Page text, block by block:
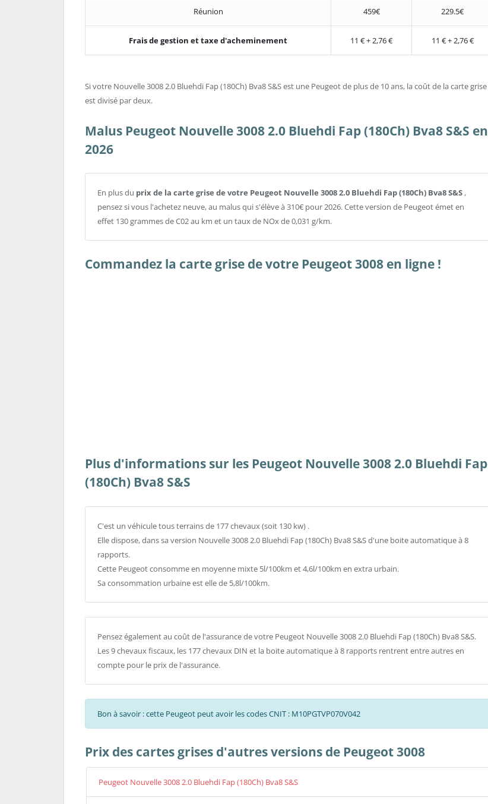
Réunion 459€ 229.5€
Frais de gestion et taxe d'acheminement 11 € + 2,76 € 11 € + 2,76 €
Si votre Nouvelle 3008 2.0 Bluehdi Fap (180Ch) Bva8 S&S est une Peugeot de plus de 10 ans, la coût de la carte grise
est divisé par deux.
Malus Peugeot Nouvelle 3008 2.0 Bluehdi Fap (180Ch) Bva8 S&S en
2026
En plus du prix de la carte grise de votre Peugeot Nouvelle 3008 2.0 Bluehdi Fap (180Ch) Bva8 S&S ,
pensez si vous l'achetez neuve, au malus qui s'élève à 310€ pour 2026. Cette version de Peugeot émet en
effet 130 grammes de C02 au km et un taux de NOx de 0,031 g/km.
Commandez la carte grise de votre Peugeot 3008 en ligne !
Plus d'informations sur les Peugeot Nouvelle 3008 2.0 Bluehdi Fap
(180Ch) Bva8 S&S
C'est un véhicule tous terrains de 177 chevaux (soit 130 kw) .
Elle dispose, dans sa version Nouvelle 3008 2.0 Bluehdi Fap (180Ch) Bva8 S&S d'une boite automatique à 8
rapports.
Cette Peugeot consomme en moyenne mixte 5l/100km et 4,6l/100km en extra urbain.
Sa consommation urbaine est elle de 5,8l/100km.
Pensez également au coût de l'assurance de votre Peugeot Nouvelle 3008 2.0 Bluehdi Fap (180Ch) Bva8 S&S.
Les 9 chevaux fiscaux, les 177 chevaux DIN et la boite automatique à 8 rapports rentrent entre autres en
compte pour le prix de l'assurance.
Bon à savoir : cette Peugeot peut avoir les codes CNIT : M10PGTVP070V042
Prix des cartes grises d'autres versions de Peugeot 3008
Peugeot Nouvelle 3008 2.0 Bluehdi Fap (180Ch) Bva8 S&S